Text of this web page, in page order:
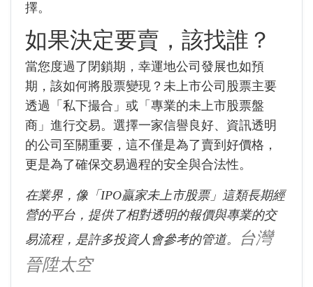
擇。
如果決定要賣，該找誰？
當您度過了閉鎖期，幸運地公司發展也如預
期，該如何將股票變現？未上市公司股票主要
透過「私下撮合」或「專業的未上市股票盤
商」進行交易。選擇一家信譽良好、資訊透明
的公司至關重要，這不僅是為了賣到好價格，
更是為了確保交易過程的安全與合法性。
在業界，像「IPO贏家未上市股票」這類長期經
營的平台，提供了相對透明的報價與專業的交
易流程，是許多投資人會參考的管道。
台灣
晉陞太空